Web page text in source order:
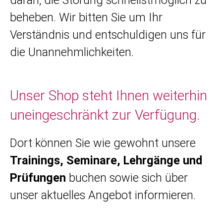
beheben. Wir bitten Sie um Ihr
Verständnis und entschuldigen uns für
die Unannehmlichkeiten.
Unser Shop steht Ihnen weiterhin
uneingeschränkt zur Verfügung.
Dort können Sie wie gewohnt unsere
Trainings, Seminare, Lehrgänge und
Prüfungen buchen sowie sich über
unser aktuelles Angebot informieren.